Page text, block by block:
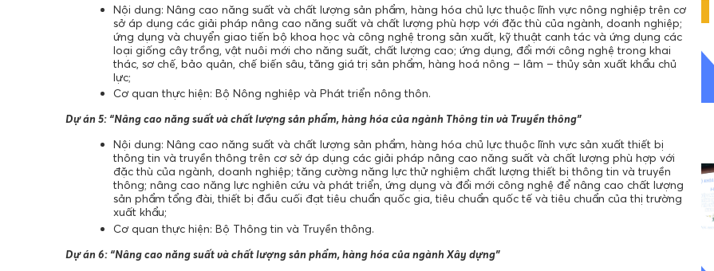
Nội dung: Nâng cao năng suất và chất lượng sản phẩm, hàng hóa chủ lực thuộc lĩnh vực nông nghiệp trên cơ
sở áp dụng các giải pháp nâng cao năng suất và chất lượng phù hợp với đặc thù của ngành, doanh nghiệp;
ứng dụng và chuyển giao tiến bộ khoa học và công nghệ trong sản xuất, kỹ thuật canh tác và ứng dụng các
loại giống cây trồng, vật nuôi mới cho năng suất, chất lượng cao; ứng dụng, đổi mới công nghệ trong khai
thác, sơ chế, bảo quản, chế biến sâu, tăng giá trị sản phẩm, hàng hoá nông – lâm – thủy sản xuất khẩu chủ
lực;
Cơ quan thực hiện: Bộ Nông nghiệp và Phát triển nông thôn.
Dự án 5: “Nâng cao năng suất và chất lượng sản phẩm, hàng hóa của ngành Thông tin và Truyền thông”
Nội dung: Nâng cao năng suất và chất lượng sản phẩm, hàng hóa chủ lực thuộc lĩnh vực sản xuất thiết bị
thông tin và truyền thông trên cơ sở áp dụng các giải pháp nâng cao năng suất và chất lượng phù hợp với
đặc thù của ngành, doanh nghiệp; tăng cường năng lực thử nghiệm chất lượng thiết bị thông tin và truyền
thông; nâng cao năng lực nghiên cứu và phát triển, ứng dụng và đổi mới công nghệ để nâng cao chất lượng
sản phẩm tổng đài, thiết bị đầu cuối đạt tiêu chuẩn quốc gia, tiêu chuẩn quốc tế và tiêu chuẩn của thị trường
xuất khẩu;
Cơ quan thực hiện: Bộ Thông tin và Truyền thông.
Dự án 6: “Nâng cao năng suất và chất lượng sản phẩm, hàng hóa của ngành Xây dựng”